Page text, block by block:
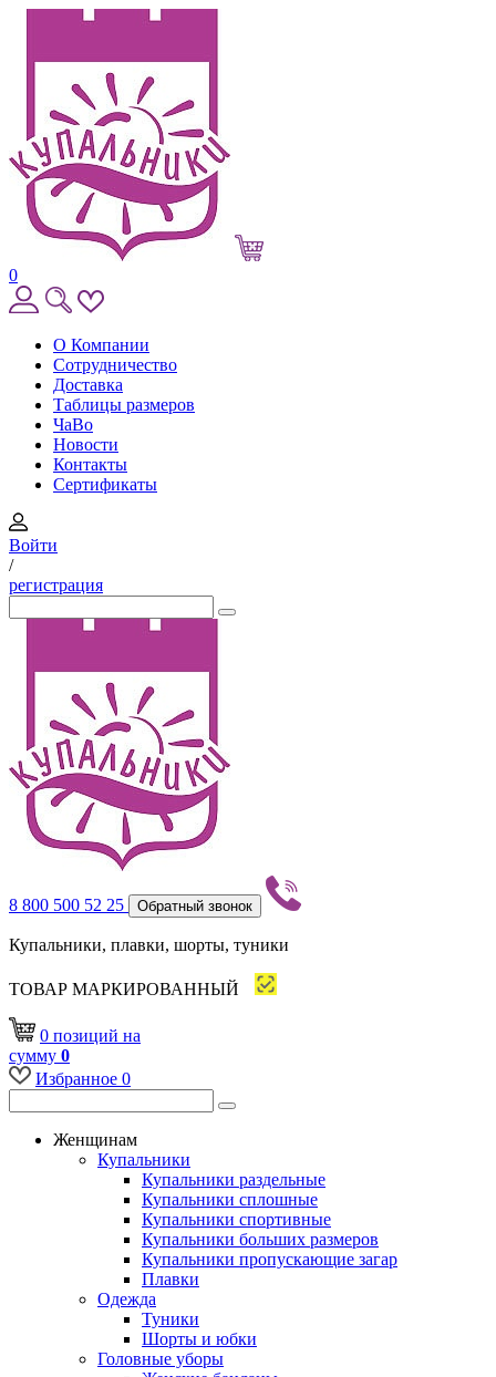
0
О Компании
Сотрудничество
Доставка
Таблицы размеров
ЧаВо
Новости
Контакты
Сертификаты
Войти
/
регистрация
8 800 500 52 25 Обратный звонок
Купальники, плавки, шорты, туники
ТОВАР МАРКИРОВАННЫЙ
0 позиций на
сумму 0
Избранное 0
Женщинам
Купальники
Купальники раздельные
Купальники сплошные
Купальники спортивные
Купальники больших размеров
Купальники пропускающие загар
Плавки
Одежда
Туники
Шорты и юбки
Головные уборы